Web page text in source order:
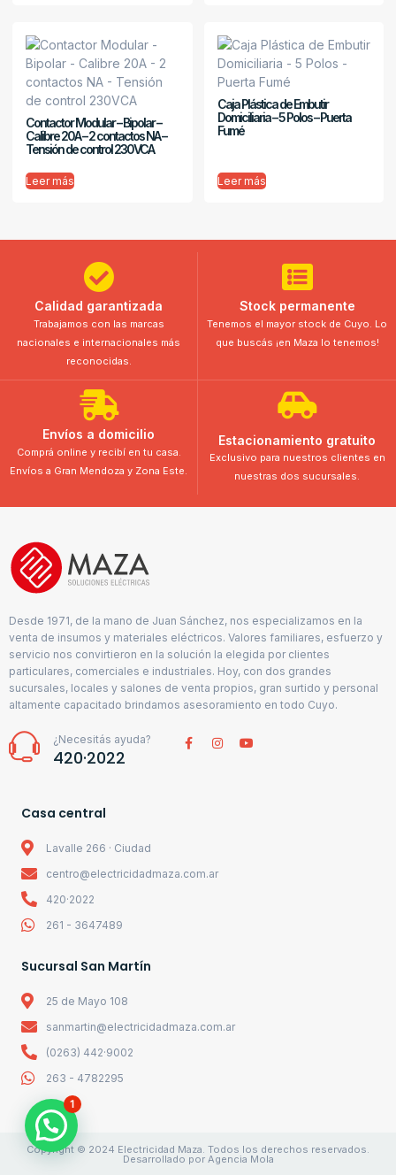
Contactor Modular – Bipolar –
Calibre 20A – 2 contactos NA –
Tensión de control 230VCA
Leer más
Caja Plástica de Embutir
Domiciliaria – 5 Polos – Puerta
Fumé
Leer más
Calidad garantizada
Trabajamos con las marcas
nacionales e internacionales más
reconocidas.
Stock permanente
Tenemos el mayor stock de Cuyo. Lo
que buscás ¡en Maza lo tenemos!
Envíos a domicilio
Comprá online y recibí en tu casa.
Envíos a Gran Mendoza y Zona Este.
Estacionamiento gratuito
Exclusivo para nuestros clientes en
nuestras dos sucursales.
Desde 1971, de la mano de Juan Sánchez, nos especializamos en la
venta de insumos y materiales eléctricos. Valores familiares, esfuerzo y
servicio nos convirtieron en la solución la elegida por clientes
particulares, comerciales e industriales. Hoy, con dos grandes
sucursales, locales y salones de venta propios, gran surtido y personal
altamente capacitado brindamos asesoramiento en todo Cuyo.
¿Necesitás ayuda?
420·2022
Casa central
Lavalle 266 · Ciudad
centro@electricidadmaza.com.ar
420·2022
261 - 3647489
Sucursal San Martín
25 de Mayo 108
sanmartin@electricidadmaza.com.ar
(0263) 442·9002
263 - 4782295
Copyright © 2024 Electricidad Maza. Todos los derechos reservados.
Desarrollado por Agencia Mola
1